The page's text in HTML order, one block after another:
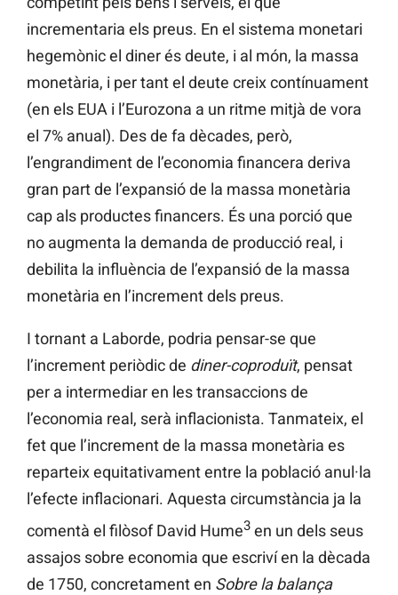
incrementaria els preus. En el sistema monetari
hegemònic el diner és deute, i al món, la massa
monetària, i per tant el deute creix contínuament
(en els EUA i l’Eurozona a un ritme mitjà de vora
el 7% anual). Des de fa dècades, però,
l’engrandiment de l’economia financera deriva
gran part de l’expansió de la massa monetària
cap als productes financers. És una porció que
no augmenta la demanda de producció real, i
debilita la influència de l’expansió de la massa
monetària en l’increment dels preus.
I tornant a Laborde, podria pensar-se que
l’increment periòdic de diner-coproduït, pensat
per a intermediar en les transaccions de
l’economia real, serà inflacionista. Tanmateix, el
fet que l’increment de la massa monetària es
reparteix equitativament entre la població anul·la
l’efecte inflacionari. Aquesta circumstància ja la
comentà el filòsof David Hume3 en un dels seus
assajos sobre economia que escriví en la dècada
de 1750, concretament en Sobre la balança